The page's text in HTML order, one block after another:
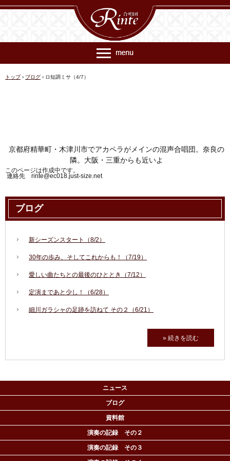
京都府精華町・木津川市でアカペラがメインの混声合唱団。奈良の
隣。大阪・三重からも近いよ
連絡先 rinte@ec018.just-size.net
トップ › ブログ › ロ短調ミサ（4/7）
このページは作成中です。
ブログ
新シーズンスタート（8/2）
30年の歩み、そしてこれからも！（7/19）
愛しい曲たちとの最後のひととき（7/12）
定演まであと少し！（6/28）
細川ガラシャの足跡を訪ねて その２（6/21）
» 続きを読む
ニュース
ブログ
資料館
演奏の記録 その２
演奏の記録 その３